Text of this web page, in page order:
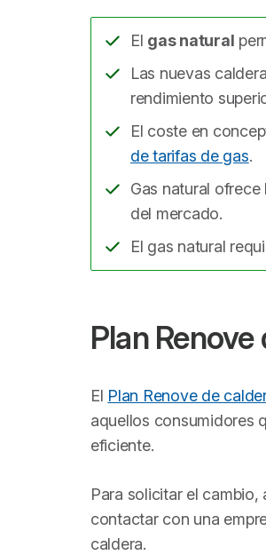
El gas natural
Las nuevas
rendimiento
El coste en
de tarifas de gas.
Gas natural
del mercado.
El gas natural
Plan
El Plan Renove de
aquellos consumidores
eficiente.
Para solicitar el
contactar con una
caldera.